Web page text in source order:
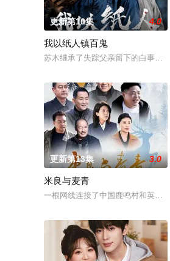
更新第10集 4.0
我以纸人镇百鬼
苏木继承了失踪父亲留下的白事馆
更新第13集 3.0
米良与麦青
一根网线连接了中国鹿鸣村和英国